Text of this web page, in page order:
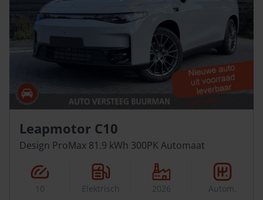
Leapmotor C10
Design ProMax 81.9 kWh 300PK Automaat
10 Elektrisch 2026 Autom.